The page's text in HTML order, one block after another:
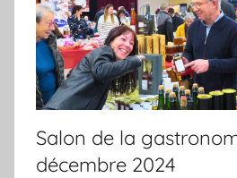
Salon de la
décembre 2024